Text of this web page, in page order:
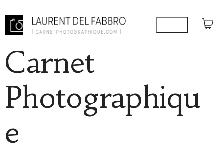
Carnet
Photographiqu
e